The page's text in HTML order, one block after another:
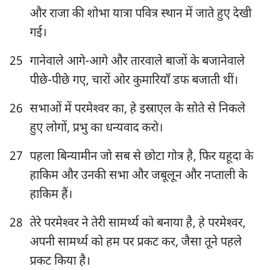
29
30 31 32 33 34
35
43
44 45 46 47 48
49
53
57
58 59 60 61 62
63
64
65 66 67 68
71
72 73 74 75 76
77
78
79 80 81 82 83
84
92
93 94 95 96 97
98
101 103 104
105
और राजा की शोभा यात्रा पवित्र स्थान में जाते हुए देखी
गई।
25 गानेवाले आगे-आगे और तारवाले बाजों के बजानेवाले
पीछे-पीछे गए, चारों ओर कुमारियाँ डफ बजाती थीं।
26 सभाओं में परमेश्‍वर का, हे इस्राएल के सोते से निकले
हुए लोगों, प्रभु का धन्यवाद करो।
27 पहला बिन्यामीन जो सब से छोटा गोत्र है, फिर यहूदा के
हाकिम और उनकी सभा और जबूलून और नप्ताली के
हाकिम हैं।
28 तेरे परमेश्‍वर ने तेरी सामर्थ्य को बनाया है, हे परमेश्‍वर,
अपनी सामर्थ्य को हम पर प्रकट कर, जैसा तूने पहले
प्रकट किया है।